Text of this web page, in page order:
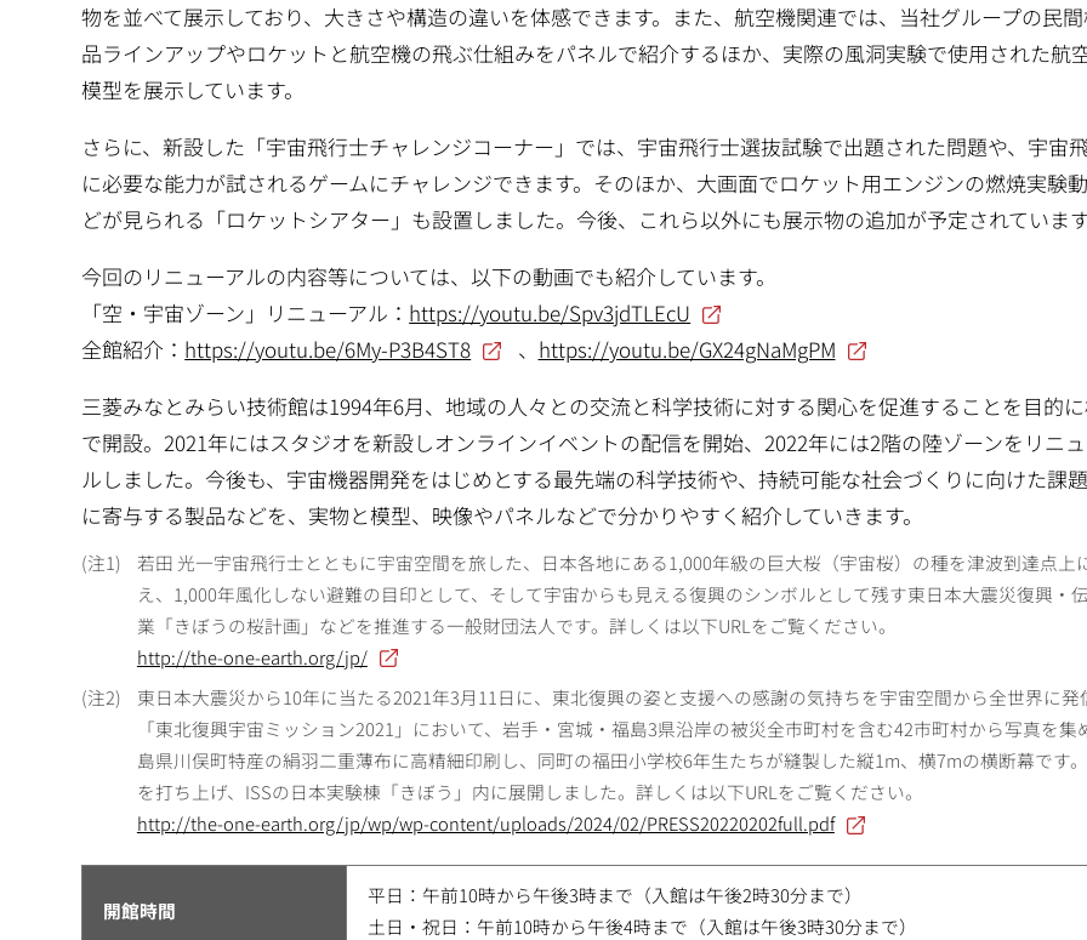
物を並べて展示しており、大きさや構造の違いを体感できます。また、航空機関連では、当社グループの民
品ラインアップやロケットと航空機の飛ぶ仕組みをパネルで紹介するほか、実際の風洞実験で使用された航
模型を展示しています。
さらに、新設した「宇宙飛行士チャレンジコーナー」では、宇宙飛行士選抜試験で出題された問題や、宇宙
に必要な能力が試されるゲームにチャレンジできます。そのほか、大画面でロケット用エンジンの燃焼実験
どが見られる「ロケットシアター」も設置しました。今後、これら以外にも展示物の追加が予定されていま
今回のリニューアルの内容等については、以下の動画でも紹介しています。
「空・宇宙ゾーン」リニューアル： https://youtu.be/Spv3jdTLEcU
全館紹介： https://youtu.be/6My-P3B4ST8 、 https://youtu.be/GX24gNaMgPM
三菱みなとみらい技術館は1994年6月、地域の人々との交流と科学技術に対する関心を促進することを目的
で開設。2021年にはスタジオを新設しオンラインイベントの配信を開始、2022年には2階の陸ゾーンをリニ
ルしました。今後も、宇宙機器開発をはじめとする最先端の科学技術や、持続可能な社会づくりに向けた課
に寄与する製品などを、実物と模型、映像やパネルなどで分かりやすく紹介していきます。
1
若田 光一宇宙飛行士とともに宇宙空間を旅した、日本各地にある1,000年級の巨大桜（宇宙桜）の種を津波到達点上
え、1,000年風化しない避難の目印として、そして宇宙からも見える復興のシンボルとして残す東日本大震災復興・
業「きぼうの桜計画」などを推進する一般財団法人です。詳しくは以下URLをご覧ください。
http://the-one-earth.org/jp/
2
東日本大震災から10年に当たる2021年3月11日に、東北復興の姿と支援への感謝の気持ちを宇宙空間から全世界に発
「東北復興宇宙ミッション2021」において、岩手・宮城・福島3県沿岸の被災全市町村を含む42市町村から写真を集
島県川俣町特産の絹羽二重薄布に高精細印刷し、同町の福田小学校6年生たちが縫製した縦1m、横7mの横断幕です
を打ち上げ、ISSの日本実験棟「きぼう」内に展開しました。詳しくは以下URLをご覧ください。
http://the-one-earth.org/jp/wp/wp-content/uploads/2024/02/PRESS20220202full.pdf
開館時間
平日：午前10時から午後3時まで（入館は午後2時30分まで）
土日・祝日：午前10時から午後4時まで（入館は午後3時30分まで）